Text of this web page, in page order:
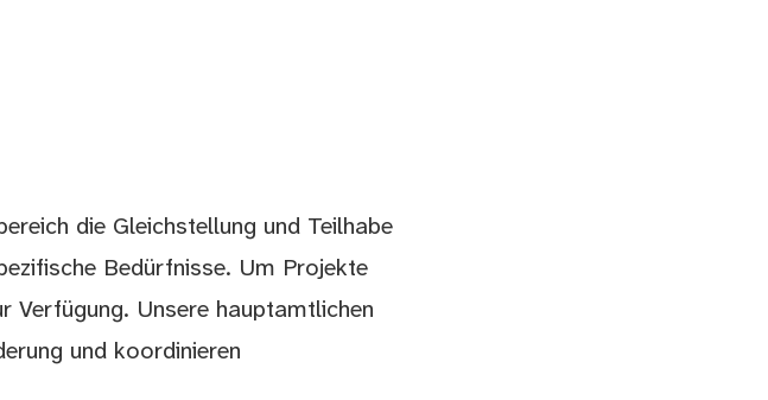
die Gleichstellung und Teilhabe
Bedürfnisse. Um Projekte
Verfügung. Unsere hauptamtlichen
und koordinieren